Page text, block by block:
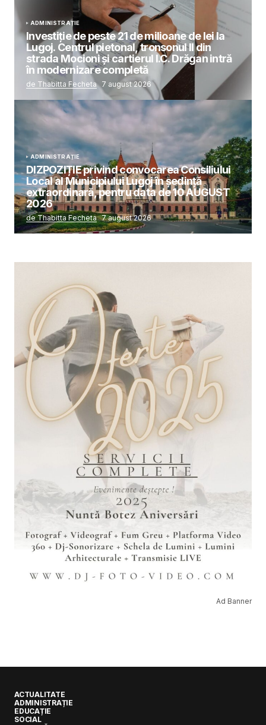
ADMINISTRAȚIE
Investiție de peste 21 de milioane de lei la
Lugoj. Centrul pietonal, tronsonul II din
strada Mocioni și cartierul I.C. Drăgan intră
în modernizare completă
de Thabitta Fecheta 7 august 2026
ADMINISTRAȚIE
DIZPOZIȚIE privind convocarea Consiliului
Local al Municipiului Lugoj în şedinţă
extraordinară, pentru data de 10 AUGUST
2026
de Thabitta Fecheta 7 august 2026
Ad Banner
ACTUALITATE
ADMINISTRAȚIE
EDUCAȚIE
SOCIAL